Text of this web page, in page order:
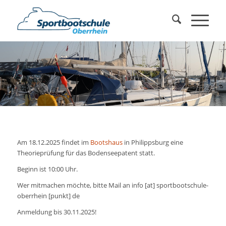
Am 18.12.2025 findet im Bootshausin Philippsburg eine
Theorieprüfung für das Bodenseepatent statt.
Beginn ist 10:00 Uhr.
Wer mitmachen möchte, bitte Mail an info [at] sportbootschule-
oberrhein [punkt] de
Anmeldung bis 30.11.2025!